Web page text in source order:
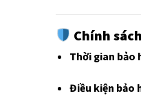
Chính
Thời gian bảo
Điều kiện bảo